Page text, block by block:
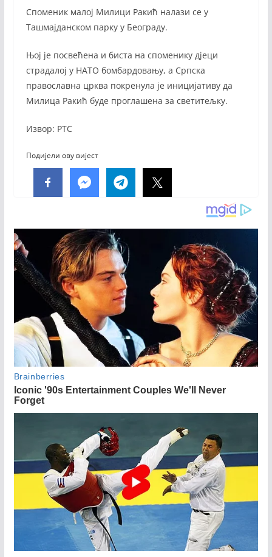
Споменик малој Милици Ракић налази се у
Ташмајданском парку у Београду.
Њој је посвећена и биста на споменику дјеци
страдалој у НАТО бомбардовању, а Српска
православна црква покренула је иницијативу да
Милица Ракић буде проглашена за светитељку.
Извор: РТС
Подијели ову вијест